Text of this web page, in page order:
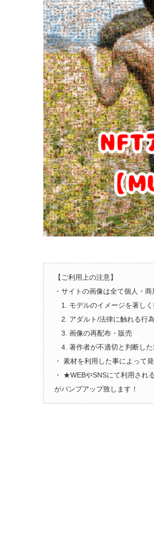
【ご利用上の注意】
・サイトの画像は全て個人・
1. モデルのイメージを著し
2. アダルト/法律に触れる行
3. 画像の再配布・販売
4. 著作者が不適切と判断した
・ 素材を利用した事によって
・ ★WEBやSNSにて利用され
がパンプアップ致します！